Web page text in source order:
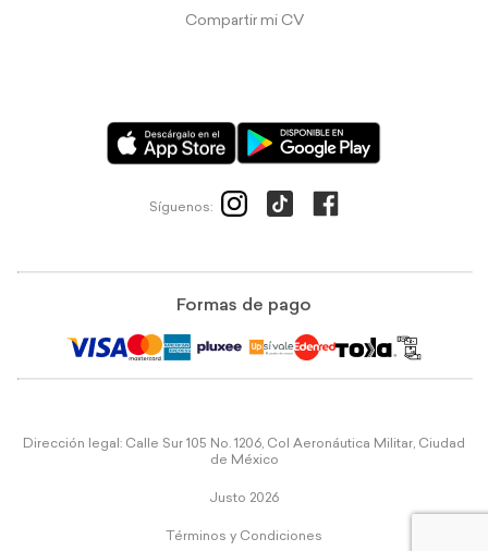
Compartir mi CV
Síguenos:
Formas de pago
Dirección legal: Calle Sur 105 No. 1206, Col Aeronáutica Militar, Ciudad
de México
Justo 2026
Términos y Condiciones